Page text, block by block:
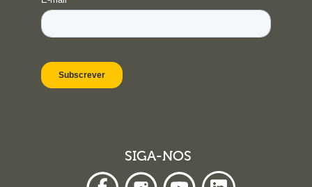
SIGA-NOS